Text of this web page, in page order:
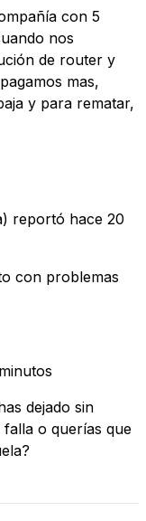
con 5
nos
de router y
mas,
y para rematar,
reportó hace 20
con problemas
dejado sin
o querías que